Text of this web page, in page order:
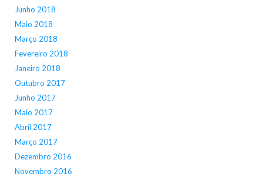
Junho 2018
Maio 2018
Março 2018
Fevereiro 2018
Janeiro 2018
Outubro 2017
Junho 2017
Maio 2017
Abril 2017
Março 2017
Dezembro 2016
Novembro 2016